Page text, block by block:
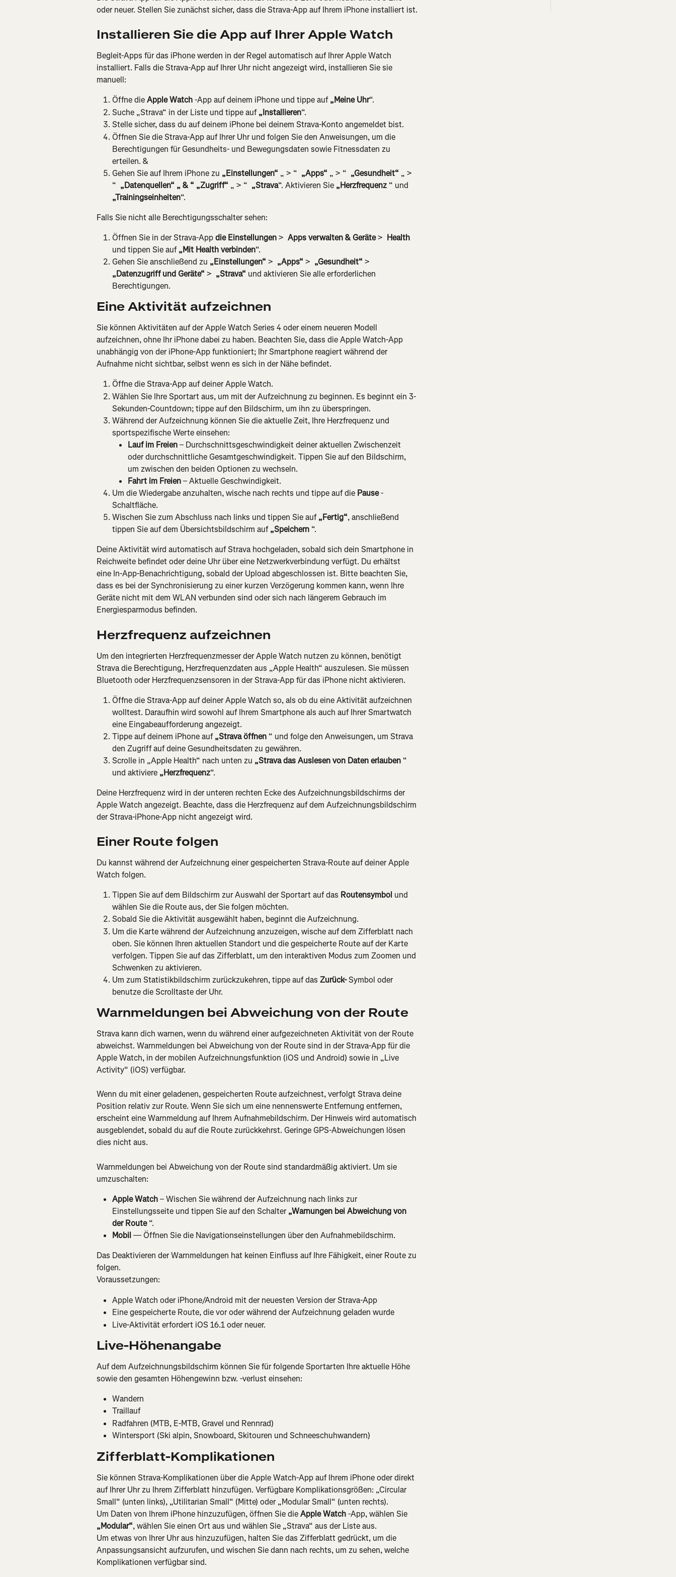
oder neuer. Stellen Sie zunächst sicher, dass die Strava-App auf Ihrem iPhone installiert ist.
Installieren Sie die App auf Ihrer Apple Watch
Begleit-Apps für das iPhone werden in der Regel automatisch auf Ihrer Apple Watch
installiert. Falls die Strava-App auf Ihrer Uhr nicht angezeigt wird, installieren Sie sie
manuell:
Öffne die Apple Watch -App auf deinem iPhone und tippe auf „Meine Uhr“.
Suche „Strava“ in der Liste und tippe auf „Installieren“.
Stelle sicher, dass du auf deinem iPhone bei deinem Strava-Konto angemeldet bist.
Öffnen Sie die Strava-App auf Ihrer Uhr und folgen Sie den Anweisungen, um die
Berechtigungen für Gesundheits- und Bewegungsdaten sowie Fitnessdaten zu
erteilen. &
Gehen Sie auf Ihrem iPhone zu „Einstellungen“ „ > “ „Apps“ „ > “ „Gesundheit“ „ >
“ „Datenquellen“ „ & “ „Zugriff“ „ > “ „Strava“. Aktivieren Sie „Herzfrequenz “ und
„Trainingseinheiten“.
Falls Sie nicht alle Berechtigungsschalter sehen:
Öffnen Sie in der Strava-App die Einstellungen > Apps verwalten & Geräte > Health
und tippen Sie auf „Mit Health verbinden“.
Gehen Sie anschließend zu „Einstellungen“ > „Apps“ > „Gesundheit“ >
„Datenzugriff und Geräte“ > „Strava“ und aktivieren Sie alle erforderlichen
Berechtigungen.
Eine Aktivität aufzeichnen
Sie können Aktivitäten auf der Apple Watch Series 4 oder einem neueren Modell
aufzeichnen, ohne Ihr iPhone dabei zu haben. Beachten Sie, dass die Apple Watch-App
unabhängig von der iPhone-App funktioniert; Ihr Smartphone reagiert während der
Aufnahme nicht sichtbar, selbst wenn es sich in der Nähe befindet.
Öffne die Strava-App auf deiner Apple Watch.
Wählen Sie Ihre Sportart aus, um mit der Aufzeichnung zu beginnen. Es beginnt ein 3-
Sekunden-Countdown; tippe auf den Bildschirm, um ihn zu überspringen.
Während der Aufzeichnung können Sie die aktuelle Zeit, Ihre Herzfrequenz und
sportspezifische Werte einsehen:
Lauf im Freien – Durchschnittsgeschwindigkeit deiner aktuellen Zwischenzeit
oder durchschnittliche Gesamtgeschwindigkeit. Tippen Sie auf den Bildschirm,
um zwischen den beiden Optionen zu wechseln.
Fahrt im Freien – Aktuelle Geschwindigkeit.
Um die Wiedergabe anzuhalten, wische nach rechts und tippe auf die Pause -
Schaltfläche.
Wischen Sie zum Abschluss nach links und tippen Sie auf „Fertig“, anschließend
tippen Sie auf dem Übersichtsbildschirm auf „Speichern “.
Deine Aktivität wird automatisch auf Strava hochgeladen, sobald sich dein Smartphone in
Reichweite befindet oder deine Uhr über eine Netzwerkverbindung verfügt. Du erhältst
eine In-App-Benachrichtigung, sobald der Upload abgeschlossen ist. Bitte beachten Sie,
dass es bei der Synchronisierung zu einer kurzen Verzögerung kommen kann, wenn Ihre
Geräte nicht mit dem WLAN verbunden sind oder sich nach längerem Gebrauch im
Energiesparmodus befinden.
Herzfrequenz aufzeichnen
Um den integrierten Herzfrequenzmesser der Apple Watch nutzen zu können, benötigt
Strava die Berechtigung, Herzfrequenzdaten aus „Apple Health“ auszulesen. Sie müssen
Bluetooth oder Herzfrequenzsensoren in der Strava-App für das iPhone nicht aktivieren.
Öffne die Strava-App auf deiner Apple Watch so, als ob du eine Aktivität aufzeichnen
wolltest. Daraufhin wird sowohl auf Ihrem Smartphone als auch auf Ihrer Smartwatch
eine Eingabeaufforderung angezeigt.
Tippe auf deinem iPhone auf „Strava öffnen “ und folge den Anweisungen, um Strava
den Zugriff auf deine Gesundheitsdaten zu gewähren.
Scrolle in „Apple Health“ nach unten zu „Strava das Auslesen von Daten erlauben “
und aktiviere „Herzfrequenz“.
Deine Herzfrequenz wird in der unteren rechten Ecke des Aufzeichnungsbildschirms der
Apple Watch angezeigt. Beachte, dass die Herzfrequenz auf dem Aufzeichnungsbildschirm
der Strava-iPhone-App nicht angezeigt wird.
Einer Route folgen
Du kannst während der Aufzeichnung einer gespeicherten Strava-Route auf deiner Apple
Watch folgen.
Tippen Sie auf dem Bildschirm zur Auswahl der Sportart auf das Routensymbol und
wählen Sie die Route aus, der Sie folgen möchten.
Sobald Sie die Aktivität ausgewählt haben, beginnt die Aufzeichnung.
Um die Karte während der Aufzeichnung anzuzeigen, wische auf dem Zifferblatt nach
oben. Sie können Ihren aktuellen Standort und die gespeicherte Route auf der Karte
verfolgen. Tippen Sie auf das Zifferblatt, um den interaktiven Modus zum Zoomen und
Schwenken zu aktivieren.
Um zum Statistikbildschirm zurückzukehren, tippe auf das Zurück- Symbol oder
benutze die Scrolltaste der Uhr.
Warnmeldungen bei Abweichung von der Route
Strava kann dich warnen, wenn du während einer aufgezeichneten Aktivität von der Route
abweichst. Warnmeldungen bei Abweichung von der Route sind in der Strava-App für die
Apple Watch, in der mobilen Aufzeichnungsfunktion (iOS und Android) sowie in „Live
Activity“ (iOS) verfügbar.
Wenn du mit einer geladenen, gespeicherten Route aufzeichnest, verfolgt Strava deine
Position relativ zur Route. Wenn Sie sich um eine nennenswerte Entfernung entfernen,
erscheint eine Warnmeldung auf Ihrem Aufnahmebildschirm. Der Hinweis wird automatisch
ausgeblendet, sobald du auf die Route zurückkehrst. Geringe GPS-Abweichungen lösen
dies nicht aus.
Warnmeldungen bei Abweichung von der Route sind standardmäßig aktiviert. Um sie
umzuschalten:
Apple Watch – Wischen Sie während der Aufzeichnung nach links zur
Einstellungsseite und tippen Sie auf den Schalter „Warnungen bei Abweichung von
der Route “.
Mobil — Öffnen Sie die Navigationseinstellungen über den Aufnahmebildschirm.
Das Deaktivieren der Warnmeldungen hat keinen Einfluss auf Ihre Fähigkeit, einer Route zu
folgen.
Voraussetzungen:
Apple Watch oder iPhone/Android mit der neuesten Version der Strava-App
Eine gespeicherte Route, die vor oder während der Aufzeichnung geladen wurde
Live-Aktivität erfordert iOS 16.1 oder neuer.
Live-Höhenangabe
Auf dem Aufzeichnungsbildschirm können Sie für folgende Sportarten Ihre aktuelle Höhe
sowie den gesamten Höhengewinn bzw. -verlust einsehen:
Wandern
Traillauf
Radfahren (MTB, E-MTB, Gravel und Rennrad)
Wintersport (Ski alpin, Snowboard, Skitouren und Schneeschuhwandern)
Zifferblatt-Komplikationen
Sie können Strava-Komplikationen über die Apple Watch-App auf Ihrem iPhone oder direkt
auf Ihrer Uhr zu Ihrem Zifferblatt hinzufügen. Verfügbare Komplikationsgrößen: „Circular
Small“ (unten links), „Utilitarian Small“ (Mitte) oder „Modular Small“ (unten rechts).
Um Daten von Ihrem iPhone hinzuzufügen, öffnen Sie die Apple Watch -App, wählen Sie
„Modular“, wählen Sie einen Ort aus und wählen Sie „Strava“ aus der Liste aus.
Um etwas von Ihrer Uhr aus hinzuzufügen, halten Sie das Zifferblatt gedrückt, um die
Anpassungsansicht aufzurufen, und wischen Sie dann nach rechts, um zu sehen, welche
Komplikationen verfügbar sind.